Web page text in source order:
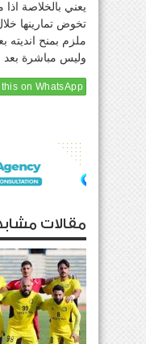
يعني بالخلاصة اذا
تخوض تمارينها
ملزم بمنح
وليس مباشرة بعد
on WhatsApp
مقالات